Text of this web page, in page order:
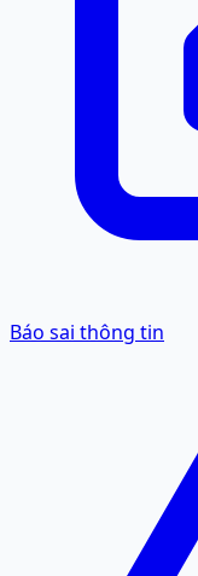
Báo sai thông tin